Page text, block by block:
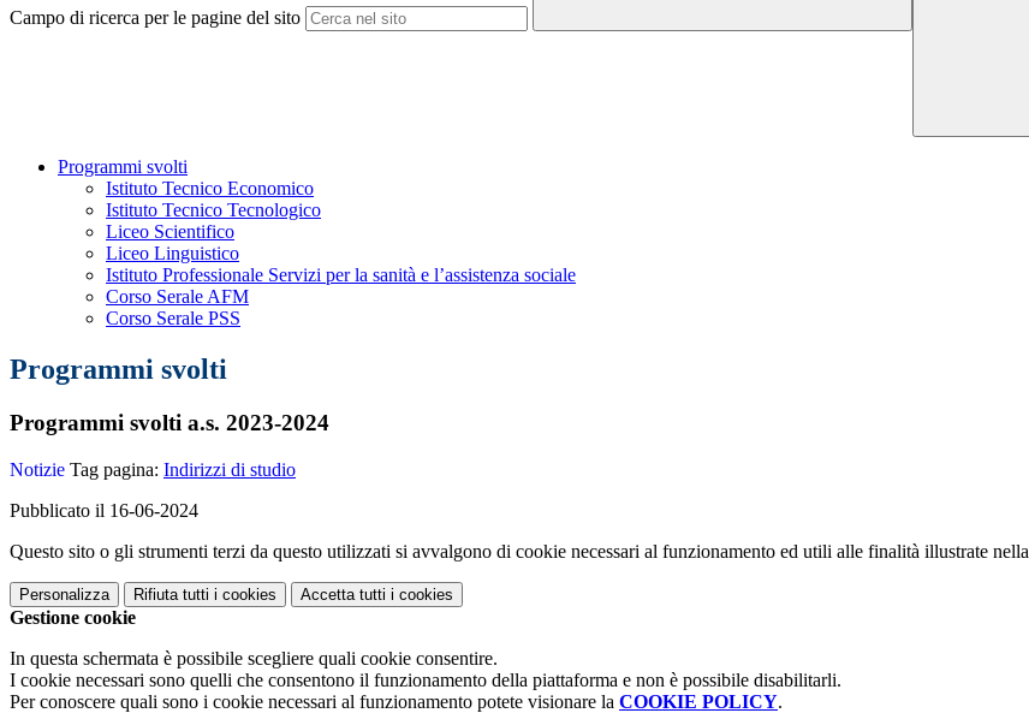
Campo di ricerca per le pagine del sito
Programmi svolti
Istituto Tecnico Economico
Istituto Tecnico Tecnologico
Liceo Scientifico
Liceo Linguistico
Istituto Professionale Servizi per la sanità e l’assistenza sociale
Corso Serale AFM
Corso Serale PSS
Programmi svolti
Programmi svolti a.s. 2023-2024
Notizie Tag pagina: Indirizzi di studio
Pubblicato il 16-06-2024
Questo sito o gli strumenti terzi da questo utilizzati si avvalgono di cookie necessari al funzionamento ed utili alle finalità illustrate nella
Personalizza Rifiuta tutti i cookies Accetta tutti i cookies
Gestione cookie
In questa schermata è possibile scegliere quali cookie consentire.
I cookie necessari sono quelli che consentono il funzionamento della piattaforma e non è possibile disabilitarli.
Per conoscere quali sono i cookie necessari al funzionamento potete visionare la COOKIE POLICY.